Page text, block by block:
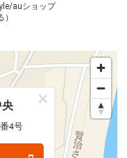
auショップ
4号
4号